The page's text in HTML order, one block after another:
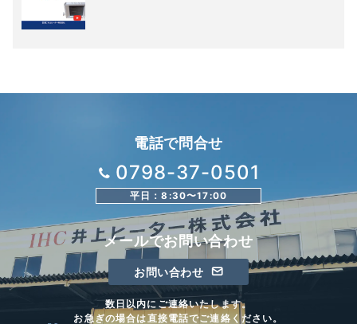
電話で問合せ
0798-37-0501
平日：8:30〜17:00
メールでお問い合わせ
お問い合わせ
数日以内にご連絡いたします。
お急ぎの場合は直接電話でご連絡ください。